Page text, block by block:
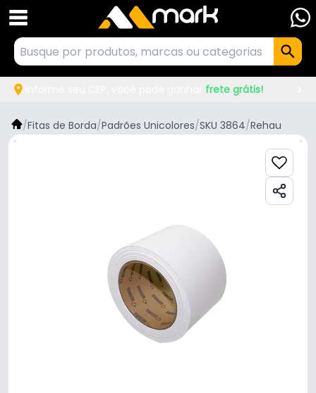
frete grátis!
/Fitas de Borda/Padrões Unicolores/SKU 3864/Rehau